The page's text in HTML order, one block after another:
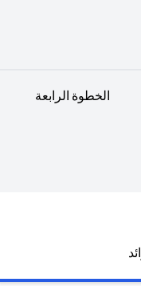
الخطوة الرابعة